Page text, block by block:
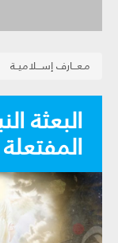
مـعـــارف إســـلاميــة
البعثة
المفتعلة